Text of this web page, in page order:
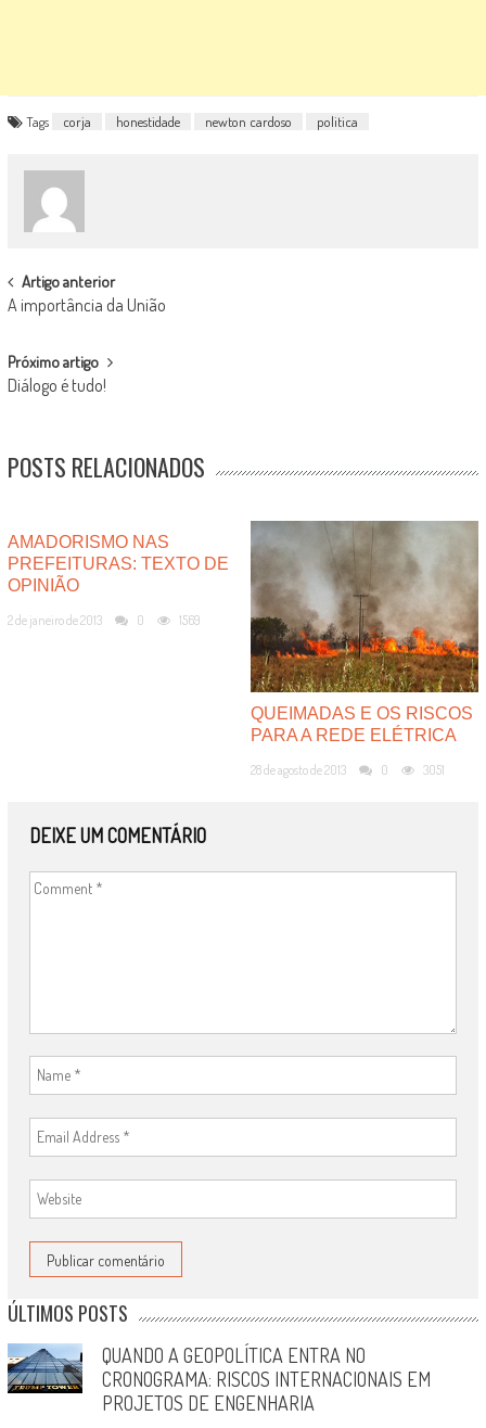
Tags corja honestidade newton cardoso politica
POST
NAVIGATION
Artigo anterior
A importância da União
Próximo artigo
Diálogo é tudo!
POSTS RELACIONADOS
AMADORISMO NAS
PREFEITURAS: TEXTO DE
OPINIÃO
2 de janeiro de 2013 0 1569
QUEIMADAS E OS RISCOS
PARA A REDE ELÉTRICA
28 de agosto de 2013 0 3051
DEIXE UM COMENTÁRIO
ÚLTIMOS POSTS
QUANDO A GEOPOLÍTICA ENTRA NO
CRONOGRAMA: RISCOS INTERNACIONAIS EM
PROJETOS DE ENGENHARIA